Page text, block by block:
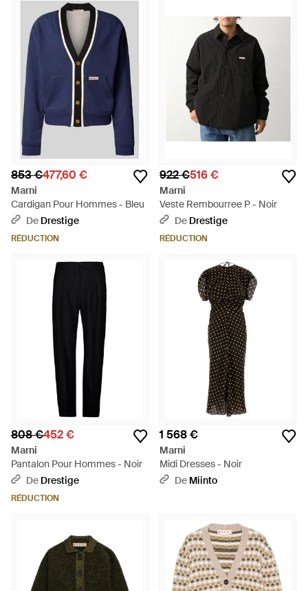
853 €477,60 €
Marni
Cardigan Pour Hommes - Bleu
De Drestige
RÉDUCTION
922 €516 €
Marni
Veste Rembourree P - Noir
De Drestige
RÉDUCTION
808 €452 €
Marni
Pantalon Pour Hommes - Noir
De Drestige
RÉDUCTION
1 568 €
Marni
Midi Dresses - Noir
De Miinto